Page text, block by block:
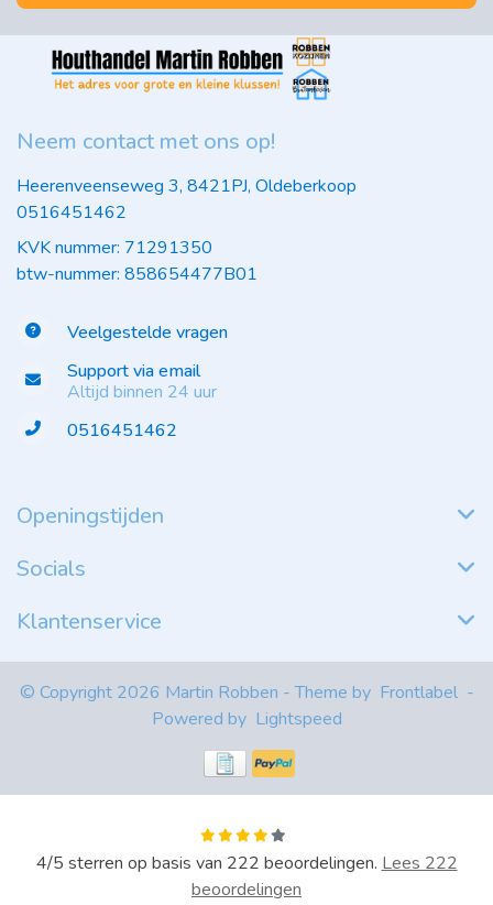
Neem contact met ons op!
Heerenveenseweg 3, 8421PJ, Oldeberkoop
0516451462
KVK nummer: 71291350
btw-nummer: 858654477B01
Veelgestelde vragen
Support via email
Altijd binnen 24 uur
0516451462
Openingstijden
Socials
Klantenservice
© Copyright 2026 Martin Robben - Theme by Frontlabel -
Powered by Lightspeed
4/5 sterren op basis van 222 beoordelingen. Lees 222
beoordelingen